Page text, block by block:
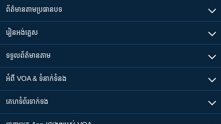
ព័ត៌មាន​តាមប្រធានបទ​
រៀន​​អង់គ្លេស
ទទួល​ព័ត៌មាន​តាម
អំពី​ VOA & ទំនាក់ទំនង
គេហទំព័រ​​ទាក់ទង